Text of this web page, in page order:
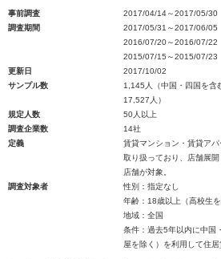
事前調査
2017/04/14～2017/05/30
調査期間
2017/05/31～2017/06/05
2016/07/20～2016/07/22
2015/07/15～2015/07/23
更新日
2017/10/02
サンプル数
1,145人（中国・四国を含
17,527人）
規定人数
50人以上
調査企業数
14社
定義
賃貸マンション・賃貸ア
取り扱っており、店舗展
店舗が対象。
調査対象者
性別：指定なし
年齢：18歳以上（高校生を
地域：全国
条件：過去5年以内に中国
屋を除く）を利用して住